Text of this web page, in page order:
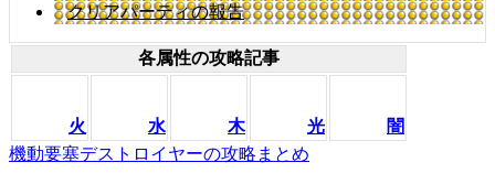
クリアパーティの報告
各属性の攻略記事
火 水 木 光
闇
機動要塞デストロイヤーの攻略まとめ